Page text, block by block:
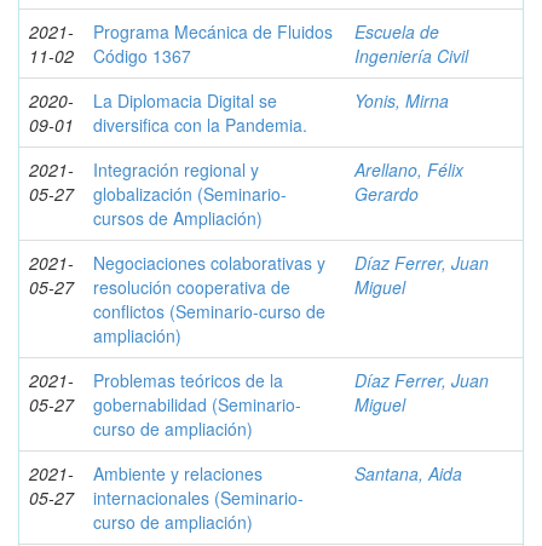
2021-
11-02
Programa Mecánica de Fluidos
Código 1367
Escuela de
Ingeniería Civil
2020-
09-01
La Diplomacia Digital se
diversifica con la Pandemia.
Yonis, Mirna
2021-
05-27
Integración regional y
globalización (Seminario-
cursos de Ampliación)
Arellano, Félix
Gerardo
2021-
05-27
Negociaciones colaborativas y
resolución cooperativa de
conflictos (Seminario-curso de
ampliación)
Díaz Ferrer, Juan
Miguel
2021-
05-27
Problemas teóricos de la
gobernabilidad (Seminario-
curso de ampliación)
Díaz Ferrer, Juan
Miguel
2021-
05-27
Ambiente y relaciones
internacionales (Seminario-
curso de ampliación)
Santana, Aida